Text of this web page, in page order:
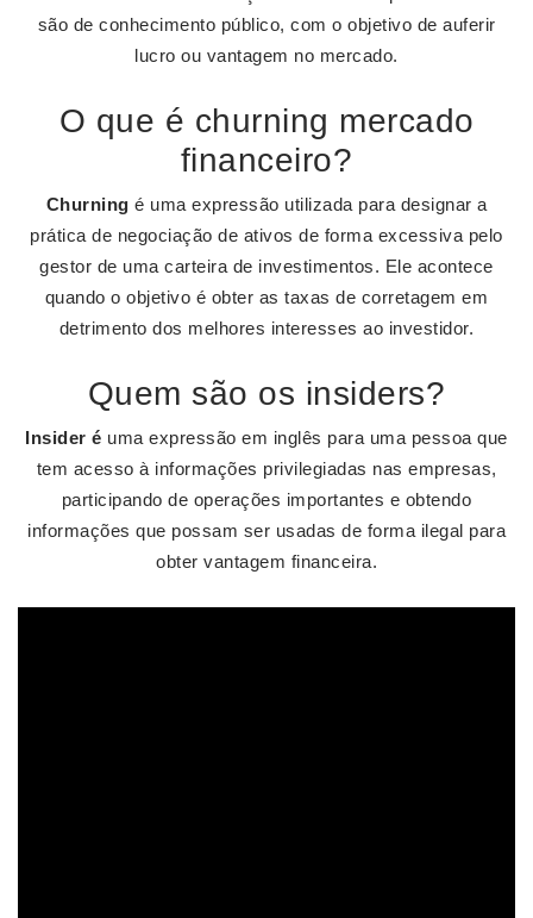
são de conhecimento público, com o objetivo de auferir
lucro ou vantagem no mercado.
O que é churning mercado
financeiro?
Churning é uma expressão utilizada para designar a
prática de negociação de ativos de forma excessiva pelo
gestor de uma carteira de investimentos. Ele acontece
quando o objetivo é obter as taxas de corretagem em
detrimento dos melhores interesses ao investidor.
Quem são os insiders?
Insider é uma expressão em inglês para uma pessoa que
tem acesso à informações privilegiadas nas empresas,
participando de operações importantes e obtendo
informações que possam ser usadas de forma ilegal para
obter vantagem financeira.